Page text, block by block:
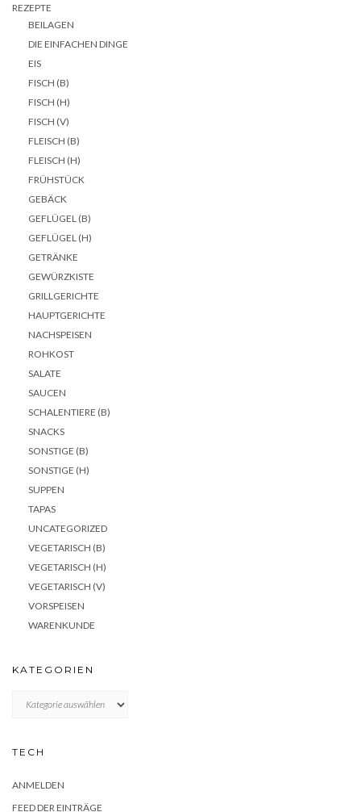
REZEPTE
BEILAGEN
DIE EINFACHEN DINGE
EIS
FISCH (B)
FISCH (H)
FISCH (V)
FLEISCH (B)
FLEISCH (H)
FRÜHSTÜCK
GEBÄCK
GEFLÜGEL (B)
GEFLÜGEL (H)
GETRÄNKE
GEWÜRZKISTE
GRILLGERICHTE
HAUPTGERICHTE
NACHSPEISEN
ROHKOST
SALATE
SAUCEN
SCHALENTIERE (B)
SNACKS
SONSTIGE (B)
SONSTIGE (H)
SUPPEN
TAPAS
UNCATEGORIZED
VEGETARISCH (B)
VEGETARISCH (H)
VEGETARISCH (V)
VORSPEISEN
WARENKUNDE
KATEGORIEN
TECH
ANMELDEN
FEED DER EINTRÄGE